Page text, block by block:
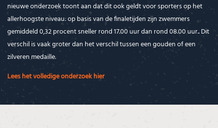
nieuwe onderzoek toont aan dat dit ook geldt voor sporters op het
allerhoogste niveau: op basis van de finaletijden zijn zwemmers
gemiddeld 0,32 procent sneller rond 17.00 uur dan rond 08.00 uur.. Dit
verschil is vaak groter dan het verschil tussen een gouden of een
zilveren medaille.
Lees het volledige onderzoek hier